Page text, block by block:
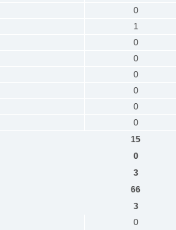
0
1
0
0
0
0
0
0
15
0
3
66
3
0